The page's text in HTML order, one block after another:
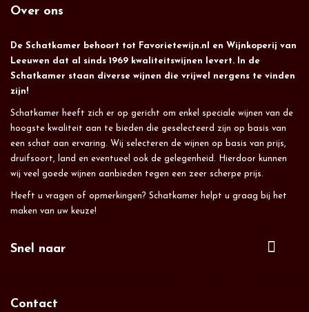
Over ons
De Schatkamer behoort tot Favorietewijn.nl en Wijnkoperij van
Leeuwen dat al sinds 1969 kwaliteitswijnen levert. In de
Schatkamer staan diverse wijnen die vrijwel nergens te vinden
zijn!
Schatkamer heeft zich er op gericht om enkel speciale wijnen van de
hoogste kwaliteit aan te bieden die geselecteerd zijn op basis van
een schat aan ervaring. Wij selecteren de wijnen op basis van prijs,
druifsoort, land en eventueel ook de gelegenheid. Hierdoor kunnen
wij veel goede wijnen aanbieden tegen een zeer scherpe prijs.
Heeft u vragen of opmerkingen? Schatkamer helpt u graag bij het
maken van uw keuze!
Snel naar
Contact